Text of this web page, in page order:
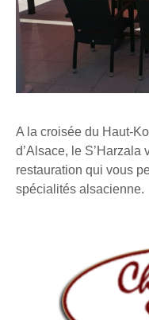
A la croisée du Haut-
d’Alsace, le
restauration qui vous
spécialités alsacienne.